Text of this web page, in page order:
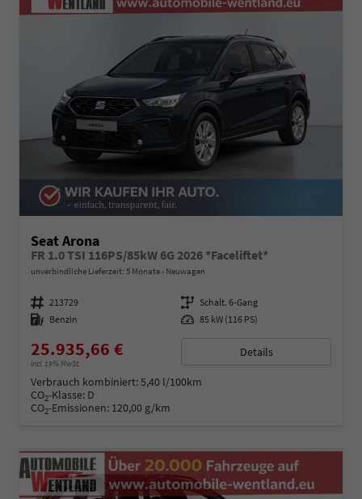
Seat Arona
FR 1.0 TSI 116PS/85kW 6G 2026 *Faceliftet*
unverbindliche Lieferzeit: 5 Monate Neuwagen
Fahrzeugnummer 213729 Getriebe Schalt. 6-Gang
Kraftstoff Benzin Leistung 85 kW (116 PS)
25.935,66 €
incl. 19% MwSt.
Details
Verbrauch kombiniert:5,40 l/100km
CO2-Klasse: D
CO2-Emissionen: 120,00 g/km